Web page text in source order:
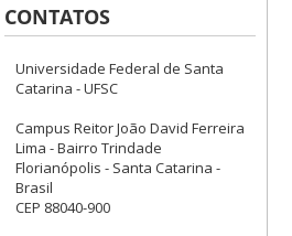
CONTATOS
Universidade Federal de Santa
Catarina - UFSC
Campus Reitor João David Ferreira
Lima - Bairro Trindade
Florianópolis - Santa Catarina -
Brasil
CEP 88040-900